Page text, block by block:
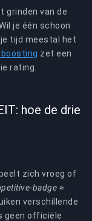
grinden van de
je één schoon
tijd meestal het
boosting zet een
rating.
hoe de drie
zich vroeg of
badge ≈
verschillende
geen officiële